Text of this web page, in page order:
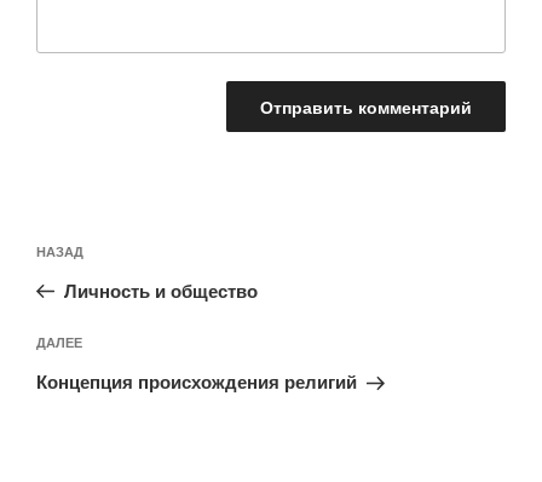
по
записям
Предыдущая
запись:
НАЗАД
Личность и общество
Следующая
запись
ДАЛЕЕ
Концепция происхождения религий